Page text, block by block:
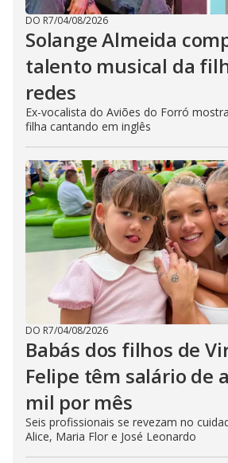
DO R7/04/08/2026
Solange Almeida
talento musical da
redes
Ex-vocalista do Aviões do Forró
filha cantando em inglês
DO R7/04/08/2026
Babás dos filhos de
Felipe têm salário de
mil por mês
Seis profissionais se revezam no
Alice, Maria Flor e José Leonardo